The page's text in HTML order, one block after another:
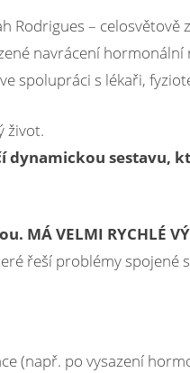
– celosvětově
navrácení hormonální
spolupráci s lékaři,
život.
dynamickou sestavu,
MÁ VELMI RYCHLÉ
řeší problémy
(např. po vysazení